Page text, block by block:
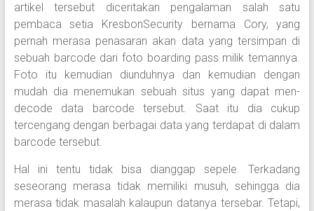
artikel tersebut diceritakan pengalaman salah satu
pembaca setia KresbonSecurity bernama Cory, yang
pernah merasa penasaran akan data yang tersimpan di
sebuah barcode dari foto boarding pass milik temannya.
Foto itu kemudian diunduhnya dan kemudian dengan
mudah dia menemukan sebuah situs yang dapat men-
decode data barcode tersebut. Saat itu dia cukup
tercengang dengan berbagai data yang terdapat di dalam
barcode tersebut.
Hal ini tentu tidak bisa dianggap sepele. Terkadang
seseorang merasa tidak memiliki musuh, sehingga dia
merasa tidak masalah kalaupun datanya tersebar. Tetapi,